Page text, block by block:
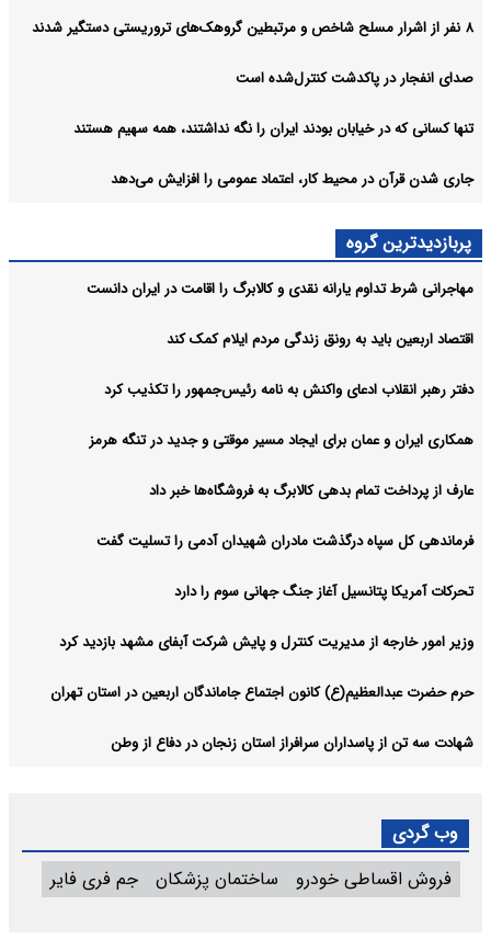
۸ نفر از اشرار مسلح شاخص و مرتبطین گروهک‌های تروریستی دستگیر شدند
صدای انفجار در پاکدشت کنترل‌شده است
تنها کسانی که در خیابان بودند ایران را نگه نداشتند، همه سهیم هستند
جاری شدن قرآن در محیط کار، اعتماد عمومی را افزایش می‌دهد
پربازدیدترین گروه
مهاجرانی شرط تداوم یارانه نقدی و کالابرگ را اقامت در ایران دانست
اقتصاد اربعین باید به رونق زندگی مردم ایلام کمک کند
دفتر رهبر انقلاب ادعای واکنش به نامه رئیس‌جمهور را تکذیب کرد
همکاری ایران و عمان برای ایجاد مسیر موقتی و جدید در تنگه هرمز
عارف از پرداخت تمام بدهی کالابرگ به فروشگاه‌ها خبر داد
فرماندهی کل سپاه درگذشت مادران شهیدان آدمی را تسلیت گفت
تحرکات آمریکا پتانسیل آغاز جنگ جهانی سوم را دارد
وزیر امور خارجه از مدیریت کنترل و پایش شرکت آبفای مشهد بازدید کرد
حرم حضرت عبدالعظیم(ع) کانون اجتماع جاماندگان اربعین در استان تهران
شهادت سه تن از پاسداران سرافراز استان زنجان در دفاع از وطن
وب گردی
فروش اقساطی خودرو
ساختمان پزشکان جم فری فایر